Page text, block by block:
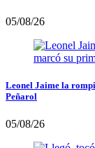
05/08/26
Leonel Jaime la
Peñarol
05/08/26